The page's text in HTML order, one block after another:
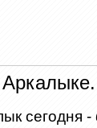
сегодня -